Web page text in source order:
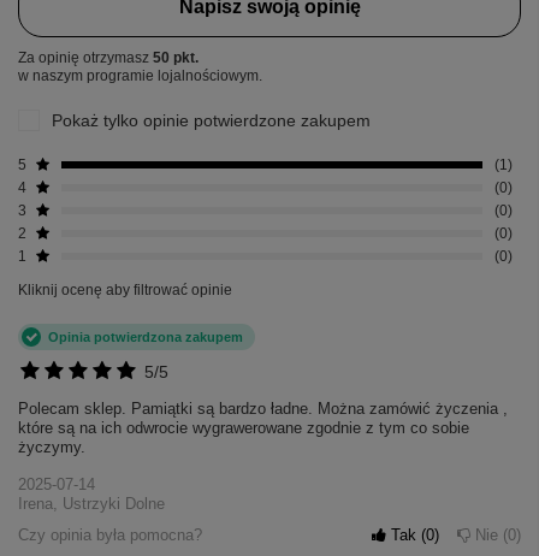
Napisz swoją opinię
Za opinię otrzymasz 50 pkt.
w naszym programie lojalnościowym.
Pokaż tylko opinie potwierdzone zakupem
5
1
4
0
3
0
2
0
1
0
Kliknij ocenę aby filtrować opinie
5/5
Opinia potwierdzona zakupem
Polecam sklep. Pamiątki są bardzo ładne. Można zamówić życzenia ,
które są na ich odwrocie wygrawerowane zgodnie z tym co sobie
życzymy.
2025-07-14
Irena, Ustrzyki Dolne
Czy opinia była pomocna?
Tak 0 Nie 0